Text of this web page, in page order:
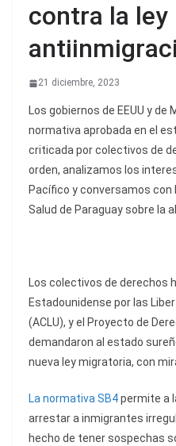
contra la ley
21 diciembre, 2023
Los gobiernos de EEUU y
normativa aprobada en el
criticada por colectivos de
orden, analizamos los
Pacífico y conversamos con
Salud de Paraguay sobre la
Los colectivos de derechos
Estadounidense por las
(ACLU), y el Proyecto de
demandaron al estado
nueva ley migratoria, con
La normativa SB4permite a
arrestar a inmigrantes
hecho de tener sospechas